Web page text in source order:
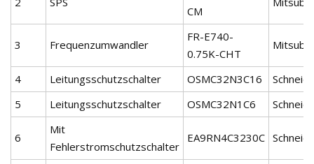
CM
3 Frequenzumwandler
FR-E740-
0.75K-CHT
4 Leitungsschutzschalter OSMC32N3C16
5
Leitungsschutzschalter OSMC32N1C6
6
Mit
Fehlerstromschutzschalter
EA9RN4C3230C